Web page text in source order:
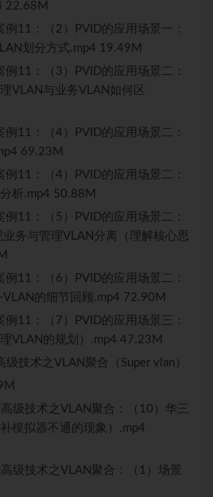
22.68M
11：（2）PVID的应用场景一：
划分方式.mp4 19.49M
11：（3）PVID的应用场景二：
VLAN与业务VLAN如何区
11：（4）PVID的应用场景二：
69.23M
11：（4）PVID的应用场景二：
析.mp4 50.88M
11：（5）PVID的应用场景二：
务与管理VLAN分离（理解核心思
11：（6）PVID的应用场景二：
VLAN的细节回顾.mp4 72.90M
11：（7）PVID的应用场景三：
VLAN的规划）.mp4 47.23M
技术之VLAN聚合（Super vlan）
级技术之VLAN聚合：（10）华三
模拟器不通的现象）.mp4
级技术之VLAN聚合：（1）场景